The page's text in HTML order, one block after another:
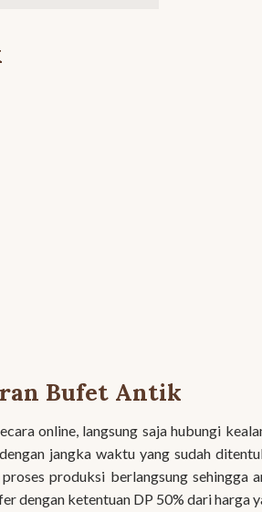
Bufet Antik
online, langsung saja hubungi
jangka waktu yang sudah
produksi berlangsung sehingga
dengan ketentuan DP 50% dari harga